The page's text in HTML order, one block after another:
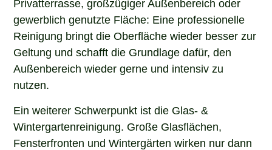
Privatterrasse, großzügiger Außenbereich oder
gewerblich genutzte Fläche: Eine professionelle
Reinigung bringt die Oberfläche wieder besser zur
Geltung und schafft die Grundlage dafür, den
Außenbereich wieder gerne und intensiv zu
nutzen.
Ein weiterer Schwerpunkt ist die Glas- &
Wintergartenreinigung. Große Glasflächen,
Fensterfronten und Wintergärten wirken nur dann